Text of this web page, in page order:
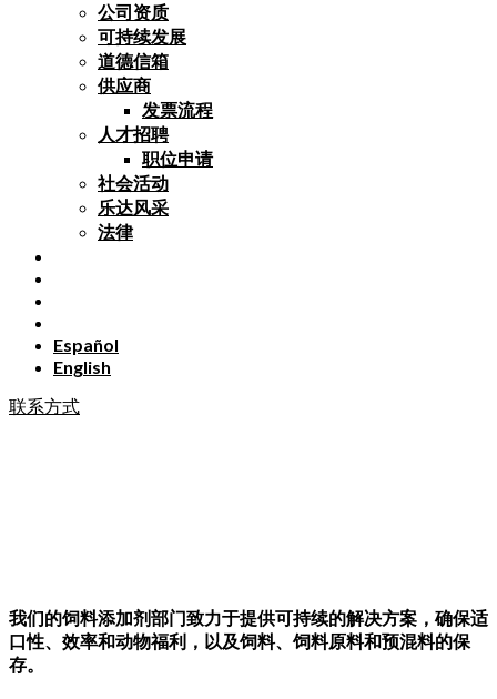
公司资质
可持续发展
道德信箱
供应商
发票流程
人才招聘
职位申请
社会活动
乐达风采
法律
Español
English
联系方式
我们的饲料添加剂部门致力于提供可持续的解决方案，确保适
口性、效率和动物福利，以及饲料、饲料原料和预混料的保
存。